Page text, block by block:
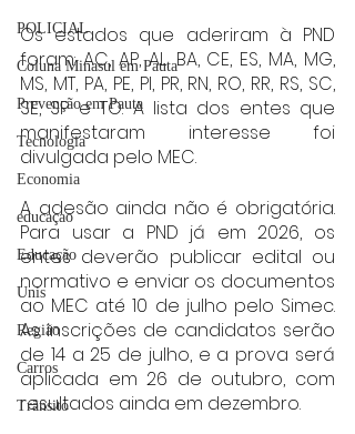
POLICIAL
Coluna Minasul em Pauta
Prevenção em Pauta
Tecnologia
Economia
educaçao
Educação
Unis
Região
Carros
Trânsito
Os estados que aderiram à PND
foram: AC, AP, AL, BA, CE, ES, MA, MG,
MS, MT, PA, PE, PI, PR, RN, RO, RR, RS, SC,
SE, SP e TO. A lista dos entes que
manifestaram interesse foi
divulgada pelo MEC.
A adesão ainda não é obrigatória.
Para usar a PND já em 2026, os
entes deverão publicar edital ou
normativo e enviar os documentos
ao MEC até 10 de julho pelo Simec.
As inscrições de candidatos serão
de 14 a 25 de julho, e a prova será
aplicada em 26 de outubro, com
resultados ainda em dezembro.